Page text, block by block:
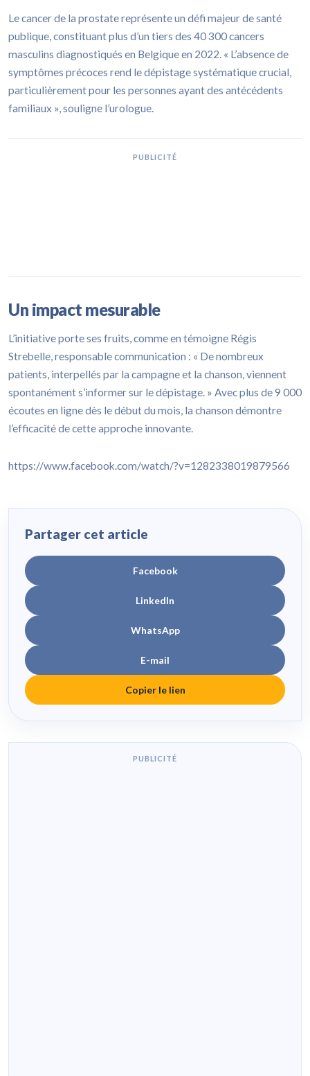
Le cancer de la prostate représente un défi majeur de santé
publique, constituant plus d’un tiers des 40 300 cancers
masculins diagnostiqués en Belgique en 2022. « L’absence de
symptômes précoces rend le dépistage systématique crucial,
particulièrement pour les personnes ayant des antécédents
familiaux », souligne l’urologue.
PUBLICITÉ
Un impact mesurable
L’initiative porte ses fruits, comme en témoigne Régis
Strebelle, responsable communication : « De nombreux
patients, interpellés par la campagne et la chanson, viennent
spontanément s’informer sur le dépistage. » Avec plus de 9 000
écoutes en ligne dès le début du mois, la chanson démontre
l’efficacité de cette approche innovante.
https://www.facebook.com/watch/?v=1282338019879566
Partager cet article
Facebook
LinkedIn
WhatsApp
E-mail
Copier le lien
PUBLICITÉ